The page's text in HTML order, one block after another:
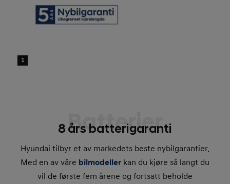
1
Batterier
8 års batterigaranti
Hyundai tilbyr et av markedets beste nybilgarantier.
Med en av våre bilmodeller kan du kjøre så langt du
vil de første fem årene og fortsatt beholde